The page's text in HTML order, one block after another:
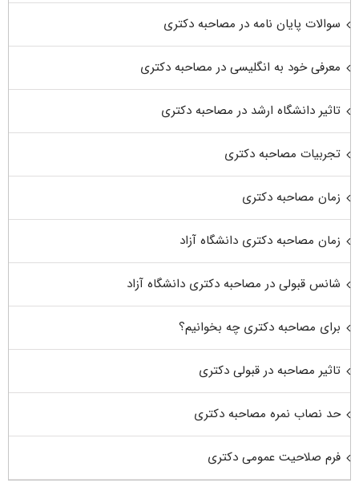
سوالات پایان نامه در مصاحبه دکتری
معرفی خود به انگلیسی در مصاحبه دکتری
تاثیر دانشگاه ارشد در مصاحبه دکتری
تجربیات مصاحبه دکتری
زمان مصاحبه دکتری
زمان مصاحبه دکتری دانشگاه آزاد
شانس قبولی در مصاحبه دکتری دانشگاه آزاد
برای مصاحبه دکتری چه بخوانیم؟
تاثیر مصاحبه در قبولی دکتری
حد نصاب نمره مصاحبه دکتری
فرم صلاحیت عمومی دکتری